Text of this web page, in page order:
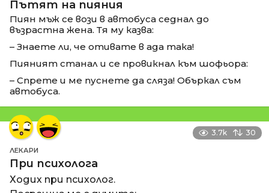
Пътят на пияния
Пиян мъж се вози в автобуса седнал до
възрастна жена. Тя му казва:
– Знаете ли, че отивате в ада така!
Пияният станал и се провикнал към шофьора:
– Спрете и ме пуснете да сляза! Объркал съм
автобуса.
3.7k 30
ЛЕКАРИ
При психолога
Ходих при психолог.